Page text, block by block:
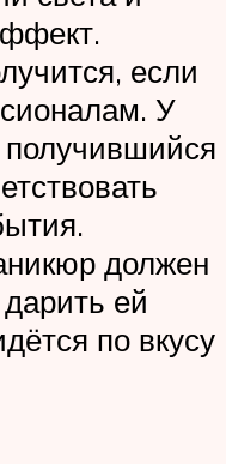
если
У
должен
ей
по вкусу